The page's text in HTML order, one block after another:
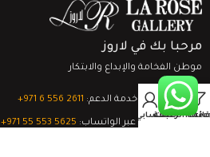
مرحبا بك في لاروز
موطن الفخامة والإبداع والابتكار
تواصل مع خدمة الدعم: ‎+971 6 556 2611
الدعم الفني عبر الواتساب: ‎+971 55 553 5625
قائمة الرغبات
0
السلةحسابي